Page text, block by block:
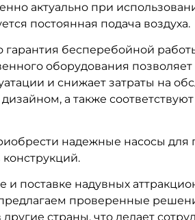
актуально при
постоянная подача воздуха.
бесперебойной
оборудования
и снижает затраты на
а также
надежные насосы для
поставке надувных
проверенные
страны, что делает